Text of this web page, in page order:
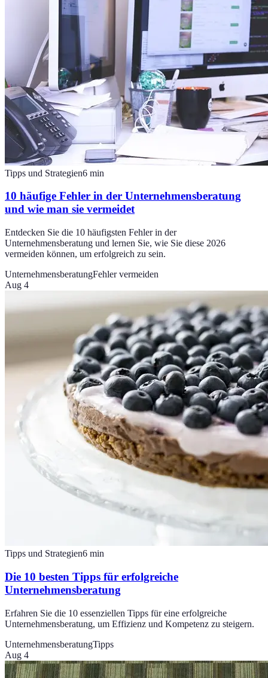
Tipps und Strategien6 min
10 häufige Fehler in der Unternehmensberatung
und wie man sie vermeidet
Entdecken Sie die 10 häufigsten Fehler in der
Unternehmensberatung und lernen Sie, wie Sie diese 2026
vermeiden können, um erfolgreich zu sein.
UnternehmensberatungFehler vermeiden
Aug 4
Tipps und Strategien6 min
Die 10 besten Tipps für erfolgreiche
Unternehmensberatung
Erfahren Sie die 10 essenziellen Tipps für eine erfolgreiche
Unternehmensberatung, um Effizienz und Kompetenz zu steigern.
UnternehmensberatungTipps
Aug 4